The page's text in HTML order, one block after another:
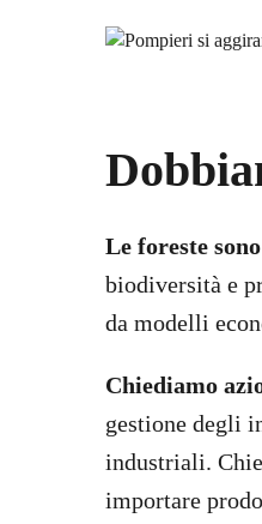
Le foreste
biodiversità e
da modelli
Chiediamo
gestione degli
industriali.
importare